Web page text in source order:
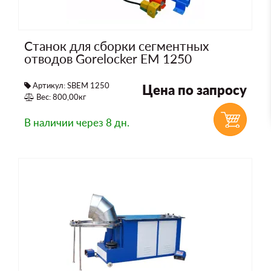
Станок для сборки сегментных
отводов Gorelocker EM 1250
Артикул: SBEM 1250
Вес: 800,00кг
Цена по запросу
В наличии через 8 дн.